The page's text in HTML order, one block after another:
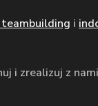
i
i zrealizuj z